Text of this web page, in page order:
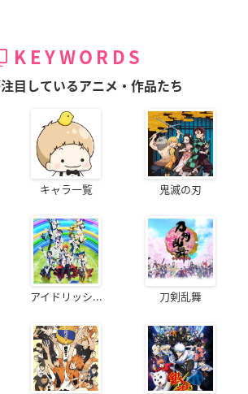
KEYWORDS
目しているアニメ・作品たち
キャラ一覧 鬼滅の刃
アイドリッシ... 刀剣乱舞